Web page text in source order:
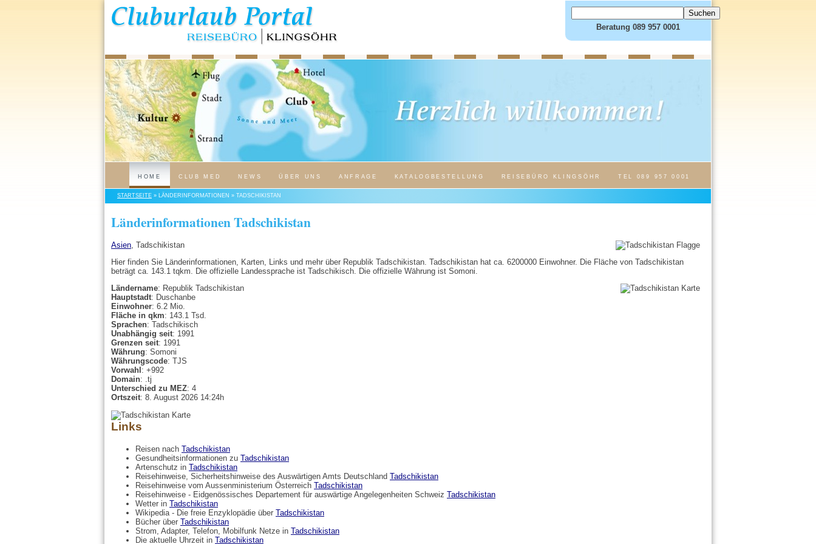
Beratung 089 957 0001
HOME CLUB MED NEWS ÜBER UNS ANFRAGE KATALOGBESTELLUNG REISEBÜRO KLINGSÖHR TEL 089 957 0001
STARTSEITE » LÄNDERINFORMATIONEN » TADSCHIKISTAN
Länderinformationen Tadschikistan
Asien , Tadschikistan
Hier finden Sie Länderinformationen, Karten, Links und mehr über Republik Tadschikistan. Tadschikistan hat ca. 6200000 Einwohner. Die Fläche von Tadschikistan
beträgt ca. 143.1 tqkm. Die offizielle Landessprache ist Tadschikisch. Die offizielle Währung ist Somoni.
Ländername: Republik Tadschikistan
Hauptstadt: Duschanbe
Einwohner: 6.2 Mio.
Fläche in qkm: 143.1 Tsd.
Sprachen: Tadschikisch
Unabhängig seit: 1991
Grenzen seit: 1991
Währung: Somoni
Währungscode: TJS
Vorwahl : +992
Domain: .tj
Unterschied zu MEZ: 4
Ortszeit: 8. August 2026 14:24h
Links
Reisen nach Tadschikistan
Gesundheitsinformationen zu Tadschikistan
Artenschutz in Tadschikistan
Reisehinweise, Sicherheitshinweise des Auswärtigen Amts Deutschland Tadschikistan
Reisehinweise vom Aussenministerium Österreich Tadschikistan
Reisehinweise - Eidgenössisches Departement für auswärtige Angelegenheiten Schweiz Tadschikistan
Wetter in Tadschikistan
Wikipedia - Die freie Enzyklopädie über Tadschikistan
Bücher über Tadschikistan
Strom, Adapter, Telefon, Mobilfunk Netze in Tadschikistan
Die aktuelle Uhrzeit in Tadschikistan